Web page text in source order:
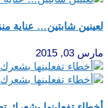
لعينين شابتين… عناية
مارس 03, 2015